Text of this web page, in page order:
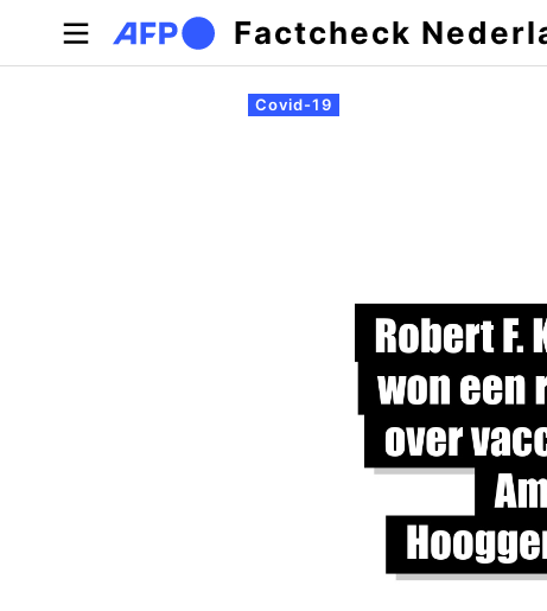
Overslaan en naar de inhoud gaan
Factcheck
Primaire tabs
Covid-19